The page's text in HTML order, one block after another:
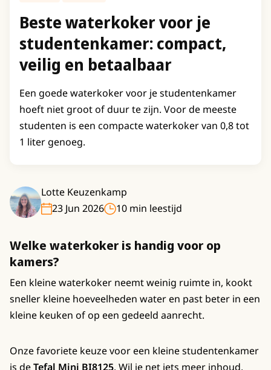
Beste waterkoker voor je
studentenkamer: compact,
veilig en betaalbaar
Een goede waterkoker voor je studentenkamer
hoeft niet groot of duur te zijn. Voor de meeste
studenten is een compacte waterkoker van 0,8 tot
1 liter genoeg.
Lotte Keuzenkamp
23 Jun 2026
10 min leestijd
Welke waterkoker is handig voor op
kamers?
Een kleine waterkoker neemt weinig ruimte in, kookt
sneller kleine hoeveelheden water en past beter in een
kleine keuken of op een gedeeld aanrecht.
Onze favoriete keuze voor een kleine studentenkamer
is deTefal Mini BI8125. Wil je net iets meer inhoud,